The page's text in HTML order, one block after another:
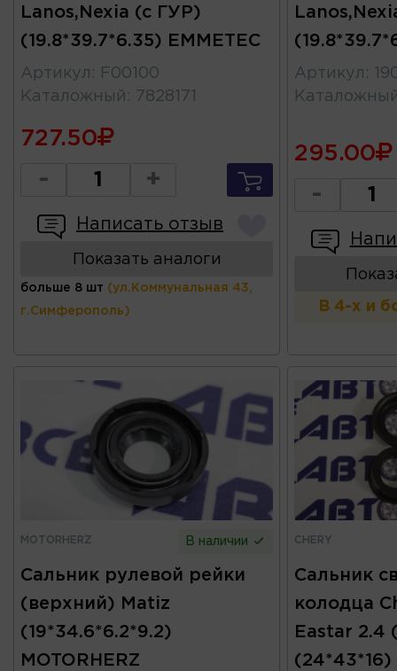
Lanos,Nexia (c ГУР)
(19.8*39.7*6.35) EMMETEC
Артикул :
F00100
Каталожный : 7828171
727.50
- +
Написать отзыв
Показать аналоги
больше 8 шт (ул.Коммунальная 43,
г.Симферополь)
Артикул :
295.00
-
В 4-х и
MOTORHERZ В наличии
Сальник рулевой рейки
(верхний) Matiz
(19*34.6*6.2*9.2)
MOTORHERZ
CHERY
Сальник
колодца
Eastar 2.4
(24*43*16)